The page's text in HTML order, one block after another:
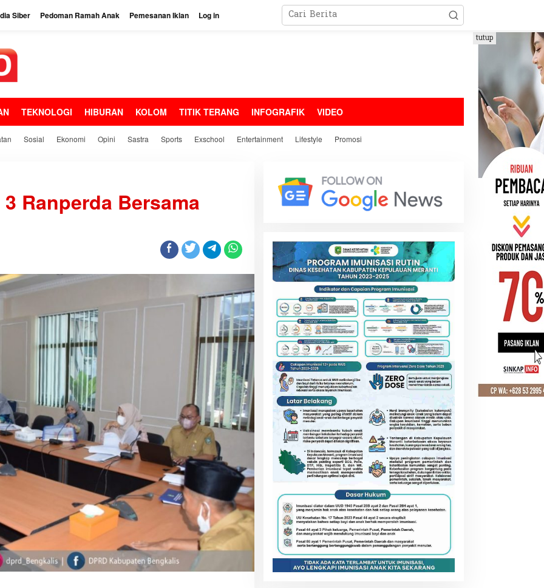
Siber Pedoman Ramah Anak Pemesanan Iklan Log in
TEKNOLOGI HIBURAN KOLOM TITIK TERANG INFOGRAFIK VIDEO
Sosial Ekonomi Opini Sastra Sports Exschool Entertainment Lifestyle Promosi
tutup
Ranperda Bersama